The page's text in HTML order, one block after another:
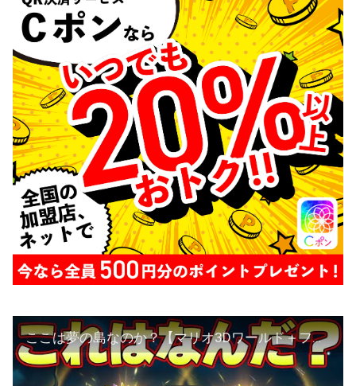
ここは夢の島なのか？【マリオ3Dワールド＋フューリーワールド】